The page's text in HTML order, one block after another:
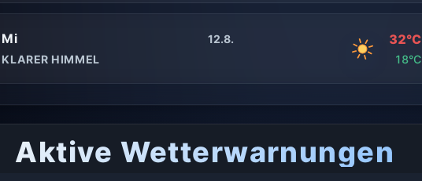
Mi
12.8.
KLARER HIMMEL
32°C
18°C
Aktive Wetterwarnungen